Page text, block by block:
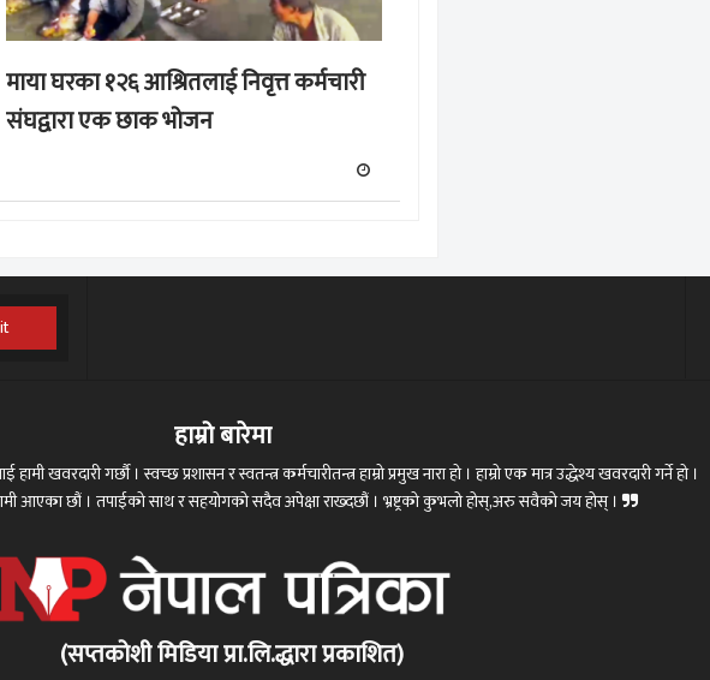
माया घरका १२६ आश्रितलाई निवृत्त कर्मचारी
संघद्वारा एक छाक भोजन
हाम्रो बारेमा
खवरदारी गर्छौ । स्वच्छ प्रशासन र स्वतन्त्र कर्मचारीतन्त्र हाम्रो प्रमुख नारा हो । हाम्रो एक मात्र उद्धेश्य खवरदारी गर्ने हो ।
हामी आएका छौं । तपाईको साथ र सहयोगको सदैव अपेक्षा राख्दछौं । भ्रष्ट्रको कुभलो होस्,अरु सवैको जय होस् ।
(सप्तकोशी मिडिया प्रा.लि.द्धारा प्रकाशित)